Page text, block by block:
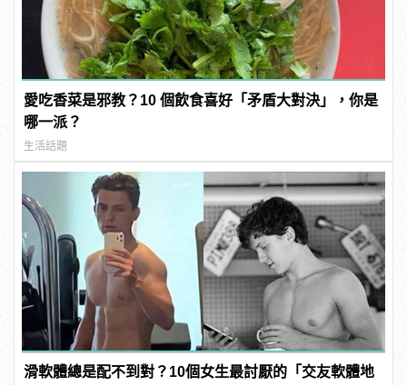
愛吃香菜是邪教？10 個飲食喜好「矛盾大對決」，你是
哪一派？
生活話題
滑軟體總是配不到對？10個女生最討厭的「交友軟體地